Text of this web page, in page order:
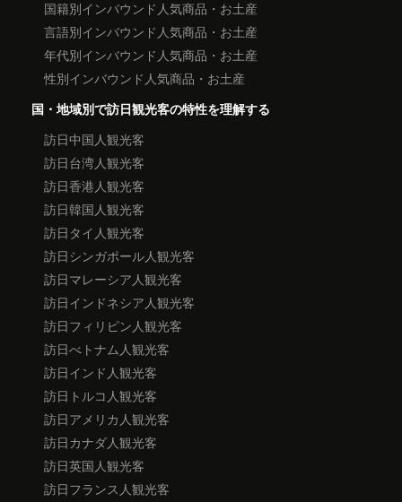
国籍別インバウンド人気商品・お土産
言語別インバウンド人気商品・お土産
年代別インバウンド人気商品・お土産
性別インバウンド人気商品・お土産
国・地域別で訪日観光客の特性を理解する
訪日中国人観光客
訪日台湾人観光客
訪日香港人観光客
訪日韓国人観光客
訪日タイ人観光客
訪日シンガポール人観光客
訪日マレーシア人観光客
訪日インドネシア人観光客
訪日フィリピン人観光客
訪日べトナム人観光客
訪日インド人観光客
訪日トルコ人観光客
訪日アメリカ人観光客
訪日カナダ人観光客
訪日英国人観光客
訪日フランス人観光客